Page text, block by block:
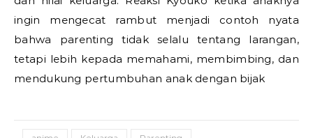
ingin mengecat rambut menjadi contoh nyata
bahwa parenting tidak selalu tentang larangan,
tetapi lebih kepada memahami, membimbing, dan
mendukung pertumbuhan anak dengan bijak